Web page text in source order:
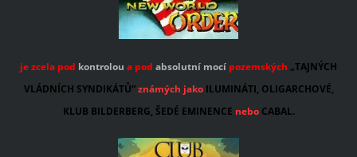
je zcela pod kontrolou a pod absolutní mocí pozemských „TAJNÝCH
VLÁDNÍCH SYNDIKÁTŮ“známých jakoILUMINÁTI, OLIGARCHOVÉ,
KLUB BILDERBERG, ŠEDÉ EMINENCE nebo CABAL.